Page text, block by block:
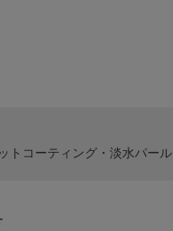
トコーティング・淡水パール